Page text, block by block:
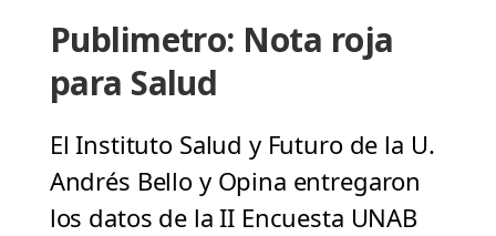
Publimetro: Nota roja
para Salud
El Instituto Salud y Futuro de la U.
Andrés Bello y Opina entregaron
los datos de la II Encuesta UNAB